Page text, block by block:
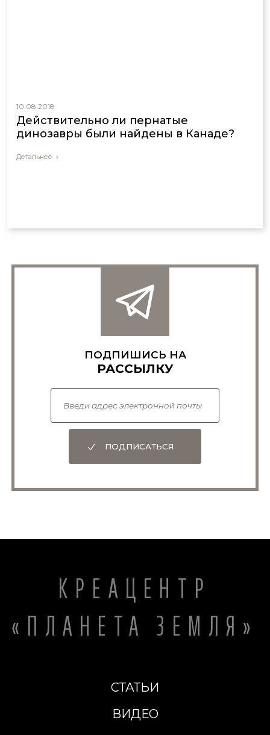
10.08.2018
Действительно ли пернатые
динозавры были найдены в Канаде?
Детальнее
ПОДПИШИСЬ НА
РАССЫЛКУ
ПОДПИСАТЬСЯ
КРЕАЦЕНТР
«ПЛАНЕТА ЗЕМЛЯ»
СТАТЬИ
ВИДЕО